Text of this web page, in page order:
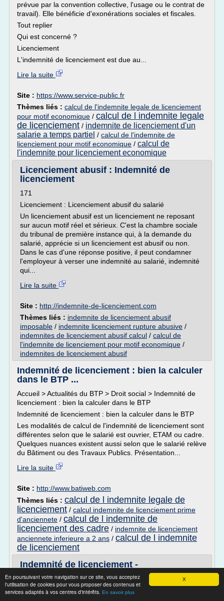
X
En poursuivant votre navigation sur ce site, vous acceptez
l'utilisation de cookies pour vous proposer des contenus et
services adaptés à vos centres d'intérêts. En savoir plus
prévue par la convention collective, l'usage ou le contrat de
travail). Elle bénéficie d'exonérations sociales et fiscales.
Tout replier
Qui est concerné ?
Licenciement
L'indemnité de licenciement est due au...
Lire la suite
Site : https://www.service-public.fr
Thèmes liés : calcul de l'indemnite legale de licenciement
pour motif economique / calcul de l indemnite legale
de licenciement / indemnite de licenciement d'un
salarie a temps partiel / calcul de l'indemnite de
licenciement pour motif economique / calcul de
l'indemnite pour licenciement economique
Licenciement abusif : Indemnité de
licenciement
171
Licenciement : Licenciement abusif du salarié
Un licenciement abusif est un licenciement ne reposant
sur aucun motif réel et sérieux. C'est la chambre sociale
du tribunal de première instance qui, à la demande du
salarié, apprécie si un licenciement est abusif ou non.
Dans le cas d'une réponse positive, il peut condamner
l'employeur à verser une indemnité au salarié, indemnité
qui...
Lire la suite
Site : http://indemnite-de-licenciement.com
Thèmes liés : indemnite de licenciement abusif
imposable / indemnite licenciement rupture abusive /
indemnites de licenciement abusif calcul / calcul de
l'indemnite de licenciement pour motif economique /
indemnites de licenciement abusif
Indemnité de licenciement : bien la calculer
dans le BTP ...
Accueil > Actualités du BTP > Droit social > Indemnité de
licenciement : bien la calculer dans le BTP
Indemnité de licenciement : bien la calculer dans le BTP
Les modalités de calcul de l'indemnité de licenciement sont
différentes selon que le salarié est ouvrier, ETAM ou cadre.
Quelques nuances existent aussi selon que le salarié relève
du Bâtiment ou des Travaux Publics. Présentation...
Lire la suite
Site : http://www.batiweb.com
Thèmes liés : calcul de l indemnite legale de
licenciement / calcul indemnite de licenciement prime
d'anciennete / calcul de l indemnite de
licenciement des cadre / indemnite de licenciement
anciennete inferieure a 2 ans / calcul de l indemnite
de licenciement
Indemnité de licenciement -
professionnels | service-public.fr
Tweeter - Nouvelle fenêtre